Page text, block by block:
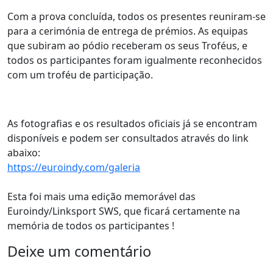
Com a prova concluída, todos os presentes reuniram-se
para a cerimónia de entrega de prémios. As equipas
que subiram ao pódio receberam os seus Troféus, e
todos os participantes foram igualmente reconhecidos
com um troféu de participação.
As fotografias e os resultados oficiais já se encontram
disponíveis e podem ser consultados através do link
abaixo:
https://euroindy.com/galeria
Esta foi mais uma edição memorável das
Euroindy/Linksport SWS, que ficará certamente na
memória de todos os participantes !
Deixe um comentário